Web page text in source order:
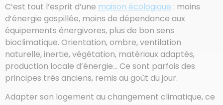
C’est tout l’esprit d’une maison écologique : moins
d’énergie gaspillée, moins de dépendance aux
équipements énergivores, plus de bon sens
bioclimatique. Orientation, ombre, ventilation
naturelle, inertie, végétation, matériaux adaptés,
production locale d’énergie… Ce sont parfois des
principes très anciens, remis au goût du jour.
Adapter son logement au changement climatique, ce